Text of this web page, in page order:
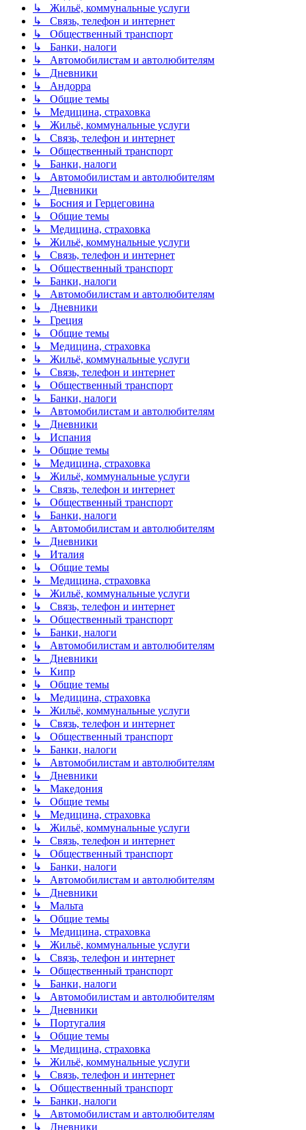
↳ Жильё, коммунальные услуги
↳ Связь, телефон и интернет
↳ Общественный транспорт
↳ Банки, налоги
↳ Автомобилистам и автолюбителям
↳ Дневники
↳ Андорра
↳ Общие темы
↳ Медицина, страховка
↳ Жильё, коммунальные услуги
↳ Связь, телефон и интернет
↳ Общественный транспорт
↳ Банки, налоги
↳ Автомобилистам и автолюбителям
↳ Дневники
↳ Босния и Герцеговина
↳ Общие темы
↳ Медицина, страховка
↳ Жильё, коммунальные услуги
↳ Связь, телефон и интернет
↳ Общественный транспорт
↳ Банки, налоги
↳ Автомобилистам и автолюбителям
↳ Дневники
↳ Греция
↳ Общие темы
↳ Медицина, страховка
↳ Жильё, коммунальные услуги
↳ Связь, телефон и интернет
↳ Общественный транспорт
↳ Банки, налоги
↳ Автомобилистам и автолюбителям
↳ Дневники
↳ Испания
↳ Общие темы
↳ Медицина, страховка
↳ Жильё, коммунальные услуги
↳ Связь, телефон и интернет
↳ Общественный транспорт
↳ Банки, налоги
↳ Автомобилистам и автолюбителям
↳ Дневники
↳ Италия
↳ Общие темы
↳ Медицина, страховка
↳ Жильё, коммунальные услуги
↳ Связь, телефон и интернет
↳ Общественный транспорт
↳ Банки, налоги
↳ Автомобилистам и автолюбителям
↳ Дневники
↳ Кипр
↳ Общие темы
↳ Медицина, страховка
↳ Жильё, коммунальные услуги
↳ Связь, телефон и интернет
↳ Общественный транспорт
↳ Банки, налоги
↳ Автомобилистам и автолюбителям
↳ Дневники
↳ Македония
↳ Общие темы
↳ Медицина, страховка
↳ Жильё, коммунальные услуги
↳ Связь, телефон и интернет
↳ Общественный транспорт
↳ Банки, налоги
↳ Автомобилистам и автолюбителям
↳ Дневники
↳ Мальта
↳ Общие темы
↳ Медицина, страховка
↳ Жильё, коммунальные услуги
↳ Связь, телефон и интернет
↳ Общественный транспорт
↳ Банки, налоги
↳ Автомобилистам и автолюбителям
↳ Дневники
↳ Португалия
↳ Общие темы
↳ Медицина, страховка
↳ Жильё, коммунальные услуги
↳ Связь, телефон и интернет
↳ Общественный транспорт
↳ Банки, налоги
↳ Автомобилистам и автолюбителям
↳ Дневники